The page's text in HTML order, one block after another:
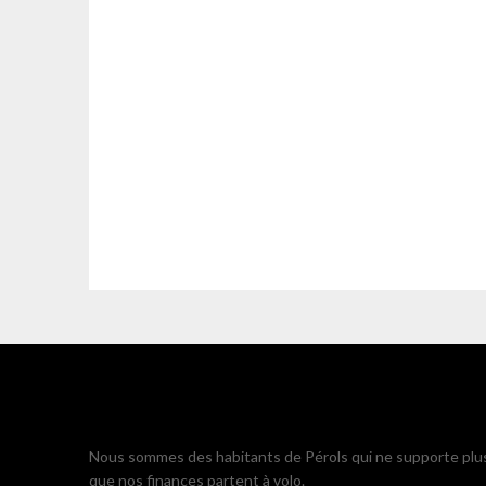
Nous sommes des habitants de Pérols qui ne supporte
que nos finances partent à volo.